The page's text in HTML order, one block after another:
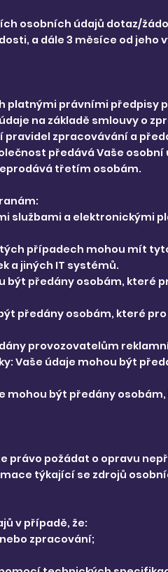
osobních údajů dotaz/
a dále 3 měsíce od
právními předpisy
na základě smlouvy o
zpracovávání a
předává Vaše
třetím osobám.
službami a elektronickými
případech mohou mít
a jiných IT systémů.
předány osobám, které
předány osobám, které
provozovatelům
Vaše údaje mohou být
být předány
požádat o opravu
týkající se zdrojů
v případě, že:
zpracování;